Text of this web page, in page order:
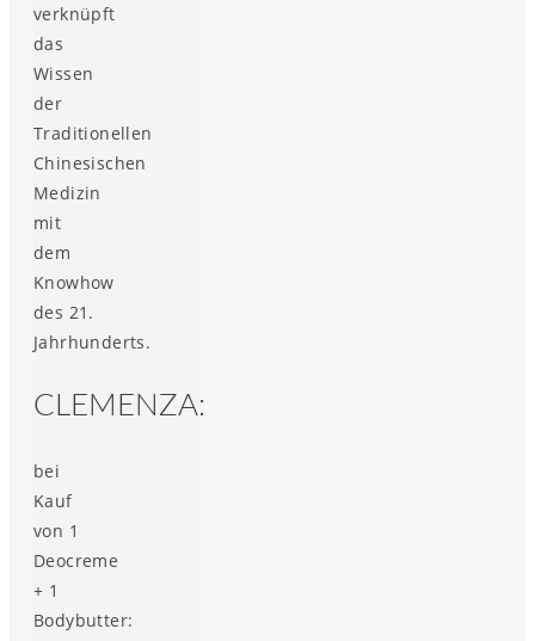
verknüpft
das
Wissen
der
Traditionellen
Chinesischen
Medizin
mit
dem
Knowhow
des 21.
Jahrhunderts.
CLEMENZA:
bei
Kauf
von 1
Deocreme
+ 1
Bodybutter: